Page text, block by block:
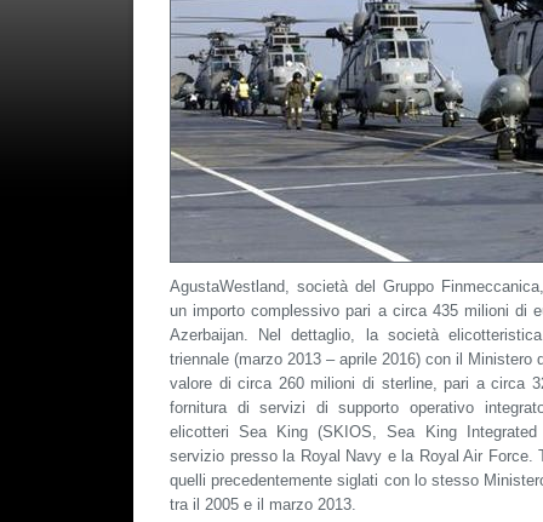
AgustaWestland, società del Gruppo
un importo complessivo pari a circa 435 milioni di
Azerbaijan. Nel dettaglio, la società
triennale (marzo 2013 – aprile 2016) con il Ministero
valore di circa 260 milioni di sterline, pari a circa
fornitura di servizi di supporto operativo
elicotteri Sea King (SKIOS, Sea King Integrated
servizio presso la Royal Navy e la Royal Air Force.
quelli precedentemente siglati con lo stesso
tra il 2005 e il marzo 2013.